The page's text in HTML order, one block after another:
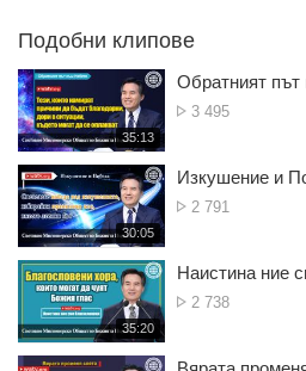
Подобни клипове
재
생
시
간
35:13
Обратният
Брой
3 495
재
생
시
간
30:05
Изкушение и
Брой
2 791
재
생
시
35:20
Наистина ние
Брой
2 738